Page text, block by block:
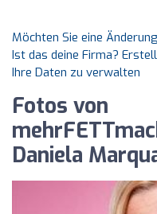
Möchten Sie eine
Ist das deine Firma?
Ihre Daten zu verwalten
Fotos von
Daniela